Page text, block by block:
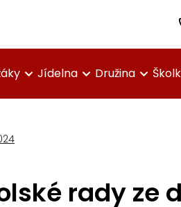
Jídelna Družina
rady ze